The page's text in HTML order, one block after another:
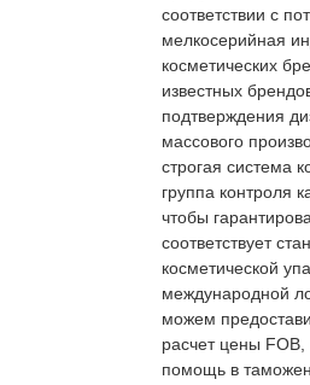
соответствии с
мелкосерийная
косметических
известных
подтверждения
массового
строгая система
группа контроля
чтобы
соответствует
косметической
международной
можем
расчет цены FOB,
помощь в